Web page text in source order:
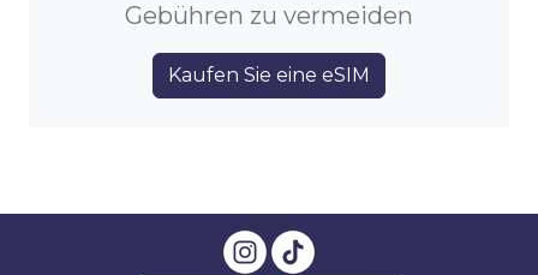
Gebühren zu vermeiden
Kaufen Sie eine eSIM